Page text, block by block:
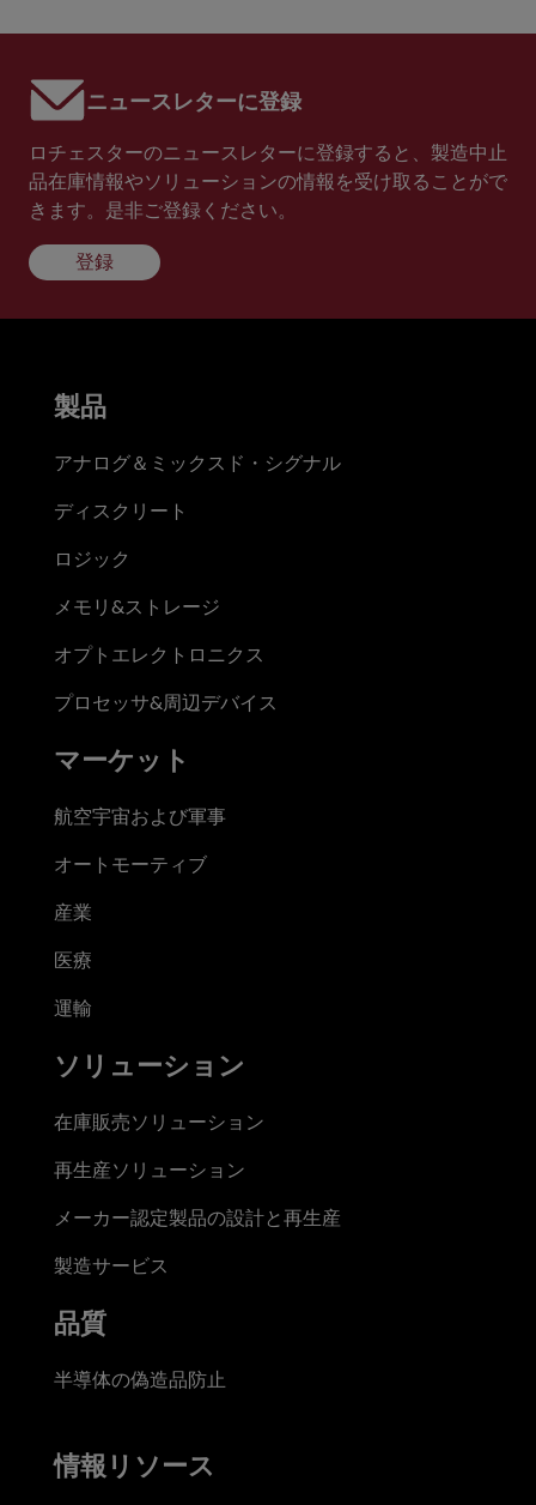
ニュースレターに登録
ロチェスターのニュースレターに登録すると、製造中止
品在庫情報やソリューションの情報を受け取ることがで
きます。是非ご登録ください。
登録
製品
アナログ＆ミックスド・シグナル
ディスクリート
ロジック
メモリ&ストレージ
オプトエレクトロニクス
プロセッサ&周辺デバイス
マーケット
航空宇宙および軍事
オートモーティブ
産業
医療
運輸
ソリューション
在庫販売ソリューション
再生産ソリューション
メーカー認定製品の設計と再生産
製造サービス
品質
半導体の偽造品防止
情報リソース